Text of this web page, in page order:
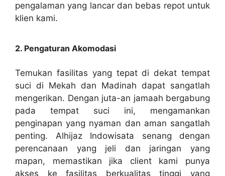
pengalaman yang lancar dan bebas repot untuk
klien kami.
2. Pengaturan Akomodasi
Temukan fasilitas yang tepat di dekat tempat
suci di Mekah dan Madinah dapat sangatlah
mengerikan. Dengan juta-an jamaah bergabung
pada tempat suci ini, mengamankan
penginapan yang nyaman dan aman sangatlah
penting. Alhijaz Indowisata senang dengan
perencanaan yang jeli dan jaringan yang
mapan, memastikan jika client kami punya
akses ke fasilitas berkualitas tinggi yang